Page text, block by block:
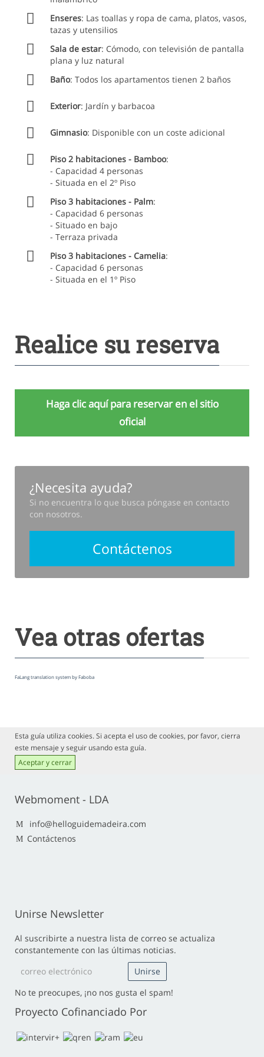
4 - Condiciones de cancelación
4.1 – En el caso de que la cancelación de su reserva se
haga hasta 4 semanas antes de la fecha de la reserva,
se le reembolsará el 50% del valor liquidado.
4.2 - En caso de haber hecho pagos parciales, el monto
correspondiente a la confirmación de la reserva no es
reembolsable.
4.3 - Para garantizar su reserva, por favor envíe un
reservations@getawaytofunchal.com con la copia del
pago haciendo referencia al número de la respectiva
reserva.
5 – Empresas proveedoras / Socios
5.1 - Todas las reservas son desarrolladas por las
empresas proveedoras / socios debidamente
autorizados para tal fin.
Enseres: Las toallas y ropa de cama, platos, vasos,
tazas y utensilios
Sala de estar: Cómodo, con televisión de pantalla
plana y luz natural
Baño: Todos los apartamentos tienen 2 baños
Exterior: Jardín y barbacoa
Gimnasio: Disponible con un coste adicional
Piso 2 habitaciones - Bamboo:
- Capacidad 4 personas
- Situada en el 2º Piso
Piso 3 habitaciones - Palm:
- Capacidad 6 personas
- Situado en bajo
- Terraza privada
Piso 3 habitaciones - Camelia:
- Capacidad 6 personas
- Situada en el 1º Piso
Realice su reserva
Haga clic aquí para reservar en el sitio
oficial
¿Necesita ayuda?
Si no encuentra lo que busca póngase en contacto
con nosotros.
Contáctenos
Vea otras ofertas
FaLang translation system by Faboba
Esta guía utiliza cookies. Si acepta el uso de cookies, por favor, cierra
este mensaje y seguir usando esta guía.
Aceptar y cerrar
Webmoment - LDA
info@helloguidemadeira.com
Contáctenos
Unirse Newsletter
Al suscribirte a nuestra lista de correo se actualiza
constantemente con las últimas noticias.
No te preocupes, ¡no nos gusta el spam!
Proyecto Cofinanciado Por